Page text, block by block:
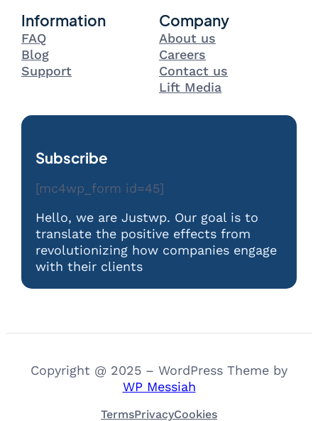
Information
FAQ
Blog
Support
Company
About us
Careers
Contact us
Lift Media
Subscribe
[mc4wp_form id=45]
Hello, we are Justwp. Our goal is to
translate the positive effects from
revolutionizing how companies engage
with their clients
Copyright @ 2025 – WordPress Theme by
WP Messiah
TermsPrivacyCookies